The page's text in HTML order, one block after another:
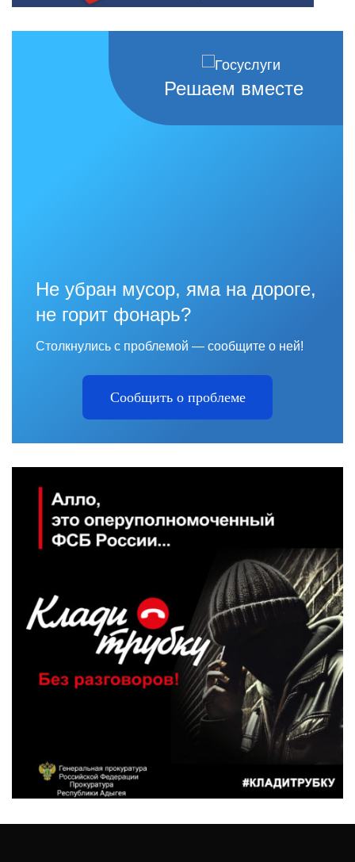
Решаем вместе
Не убран мусор, яма на дороге,
не горит фонарь?
Столкнулись с проблемой — сообщите о ней!
Сообщить о проблеме